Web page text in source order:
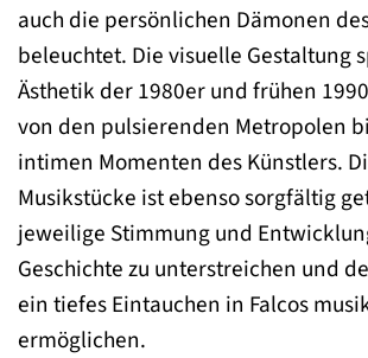
auch die persönlichen Dämonen
beleuchtet. Die visuelle Gestaltung
Ästhetik der 1980er und frühen
von den pulsierenden Metropolen
intimen Momenten des Künstlers.
Musikstücke ist ebenso sorgfältig
jeweilige Stimmung und
Geschichte zu unterstreichen und
ein tiefes Eintauchen in Falcos
ermöglichen.